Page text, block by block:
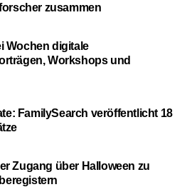
zusammen
Wochen digitale
Workshops und
FamilySearch veröffentlicht 18
Zugang über Halloween zu